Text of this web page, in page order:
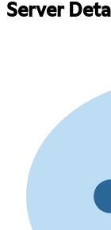
Server